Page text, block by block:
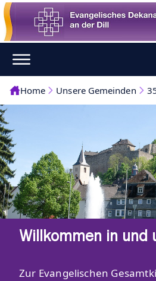
Home Unsere Gemeinden
Willkommen in und
Zur Evangelischen